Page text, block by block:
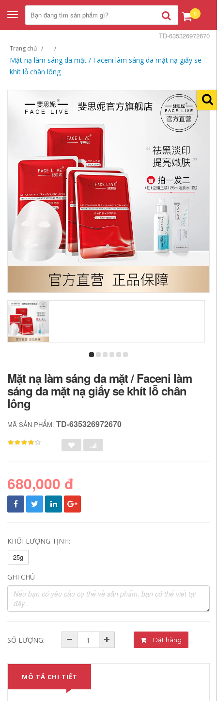
Toggle
navigation
0
Trang chủ
Mặt nạ làm sáng da mặt / Faceni làm sáng da mặt nạ giấy se
khít lỗ chân lông
TD-635326972670
Mặt nạ làm sáng da mặt / Faceni làm
sáng da mặt nạ giấy se khít lỗ chân
lông
MÃ SẢN PHẨM: TD-635326972670
680,000 đ
KHỐI LƯỢNG TỊNH:
25g
GHI CHÚ
SỐ LƯỢNG: Đặt hàng
MÔ TẢ CHI TIẾT